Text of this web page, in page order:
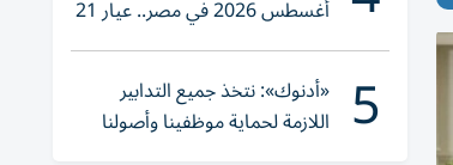
أغسطس 2026 في مصر.. عيار 21
يقترب من هذا الرقم
5 «أدنوك»: نتخذ جميع التدابير
اللازمة لحماية موظفينا وأصولنا